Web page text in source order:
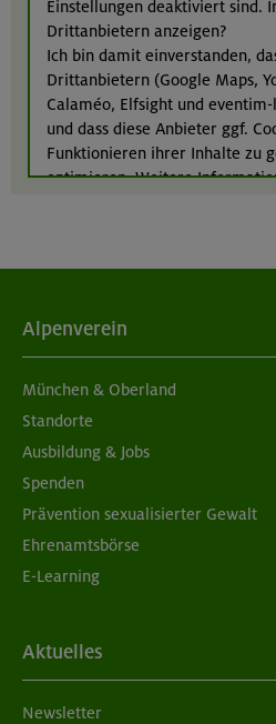
21.08.26
Klettertreff indoor
München
Einstellungen deaktiviert sind.
Drittanbietern anzeigen?
Ich bin damit einverstanden,
Drittanbietern (Google Maps,
Calaméo, Elfsight und
und dass diese Anbieter ggf.
Funktionieren ihrer Inhalte zu
optimieren. Weitere
Alpenverein
München & Oberland
Standorte
Ausbildung & Jobs
Spenden
Prävention sexualisierter Gewalt
Ehrenamtsbörse
E-Learning
Aktuelles
Newsletter